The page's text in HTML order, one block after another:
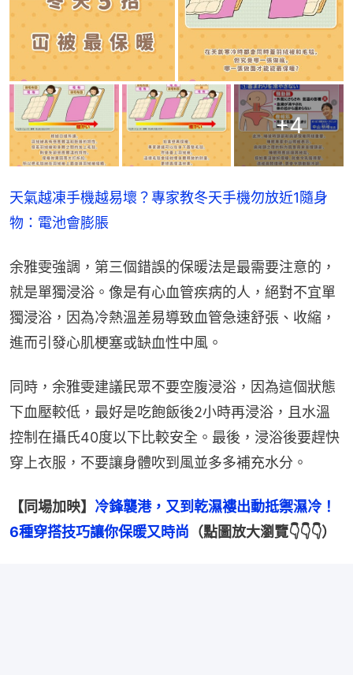
+4
天氣越凍手機越易壞？專家教冬天手機勿放近1隨身
物：電池會膨脹
余雅雯強調，第三個錯誤的保暖法是最需要注意的，
就是單獨浸浴。像是有心血管疾病的人，絕對不宜單
獨浸浴，因為冷熱溫差易導致血管急速舒張、收縮，
進而引發心肌梗塞或缺血性中風。
同時，余雅雯建議民眾不要空腹浸浴，因為這個狀態
下血壓較低，最好是吃飽飯後2小時再浸浴，且水溫
控制在攝氏40度以下比較安全。最後，浸浴後要趕快
穿上衣服，不要讓身體吹到風並多多補充水分。
【同場加映】 冷鋒襲港，又到乾濕褸出動抵禦濕冷！
6種穿搭技巧讓你保暖又時尚 （點圖放大瀏覽👇👇👇）